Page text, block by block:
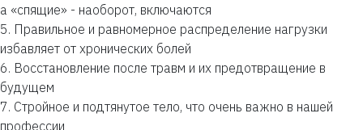
а «спящие» - наоборот, включаются
5. Правильное и равномерное распределение нагрузки
избавляет от хронических болей
6. Восстановление после травм и их предотвращение в
будущем
7. Стройное и подтянутое тело, что очень важно в нашей
профессии